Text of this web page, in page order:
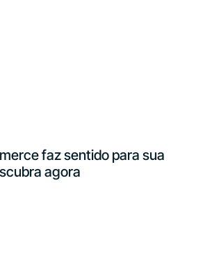
faz sentido para sua
agora